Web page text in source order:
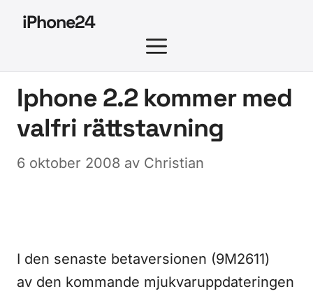
iPhone24
MENY
Iphone 2.2 kommer med
valfri rättstavning
6 oktober 2008 av Christian
I den senaste betaversionen (9M2611)
av den kommande mjukvaruppdateringen